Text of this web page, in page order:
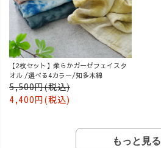
【2枚セット】柔らかガーゼフェイスタ
オル /選べる4カラー/知多木綿
5,500円(税込)
4,400円(税込)
もっと見る